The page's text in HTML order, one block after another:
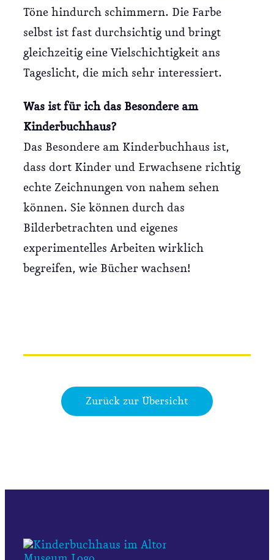
Töne hindurch schimmern. Die Farbe
selbst ist fast durchsichtig und bringt
gleichzeitig eine Vielschichtigkeit ans
Tageslicht, die mich sehr interessiert.
Was ist für ich das Besondere am
Kinderbuchhaus?
Das Besondere am Kinderbuchhaus ist,
dass dort Kinder und Erwachsene richtig
echte Zeichnungen von nahem sehen
können. Sie können durch das
Bilderbetrachten und eigenes
experimentelles Arbeiten wirklich
begreifen, wie Bücher wachsen!
Zurück zur Übersicht